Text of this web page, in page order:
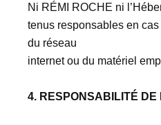
Ni RÉMI ROCHE ni
tenus responsables en
du réseau
internet ou du matériel
4. RESPONSABILITÉ DE